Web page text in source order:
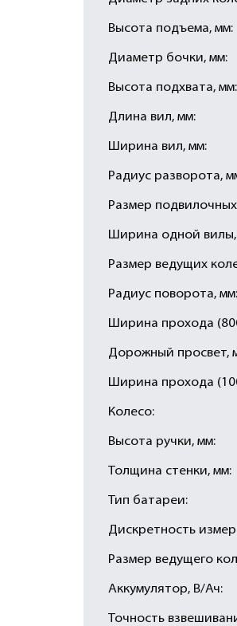
Высота подъема, мм:
Диаметр бочки, мм:
Высота подхвата, мм:
Длина вил, мм:
Ширина вил, мм:
Радиус разворота,
Размер
Ширина одной
Размер ведущих
Радиус поворота, мм:
Ширина прохода
Дорожный просвет,
Ширина прохода
Колесо:
Высота ручки, мм:
Толщина стенки, мм:
Тип батареи:
Дискретность
Размер ведущего
Аккумулятор, В/Ач:
Точность